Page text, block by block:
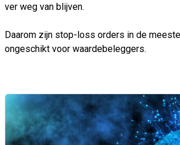
ver weg van blijven.
Daarom zijn stop-loss orders in de
ongeschikt voor waardebeleggers.